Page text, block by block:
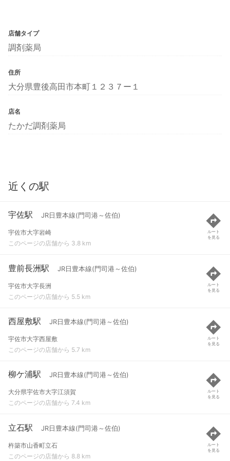
店舗タイプ
調剤薬局
住所
大分県豊後高田市本町１２３７ー１
店名
たかだ調剤薬局
近くの駅
宇佐駅 JR日豊本線(門司港～佐伯)
宇佐市大字岩崎
このページの店舗から 3.8 km
ルート
を見る
豊前長洲駅 JR日豊本線(門司港～佐伯)
宇佐市大字長洲
このページの店舗から 5.5 km
ルート
を見る
西屋敷駅 JR日豊本線(門司港～佐伯)
宇佐市大字西屋敷
このページの店舗から 5.7 km
ルート
を見る
柳ケ浦駅 JR日豊本線(門司港～佐伯)
大分県宇佐市大字江須賀
このページの店舗から 7.4 km
ルート
を見る
立石駅 JR日豊本線(門司港～佐伯)
杵築市山香町立石
このページの店舗から 8.8 km
ルート
を見る